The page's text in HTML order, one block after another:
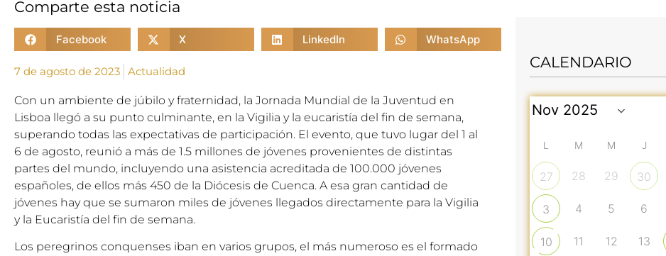
Comparte esta noticia
Facebook X LinkedIn WhatsApp
7 de agosto de 2023 Actualidad
Con un ambiente de júbilo y fraternidad, la Jornada Mundial de la Juventud en
Lisboa llegó a su punto culminante, en la Vigilia y la eucaristía del fin de semana,
superando todas las expectativas de participación. El evento, que tuvo lugar del 1 al
6 de agosto, reunió a más de 1.5 millones de jóvenes provenientes de distintas
partes del mundo, incluyendo una asistencia acreditada de 100.000 jóvenes
españoles, de ellos más 450 de la Diócesis de Cuenca. A esa gran cantidad de
jóvenes hay que se sumaron miles de jóvenes llegados directamente para la Vigilia
y la Eucaristía del fin de semana.
Los peregrinos conquenses iban en varios grupos, el más numeroso es el formado
CALENDARIO
L M M J
27 28 29 30
3 4 5 6
10 11 12 13